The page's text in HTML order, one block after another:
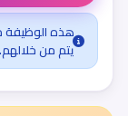
يتم من خلالهم.